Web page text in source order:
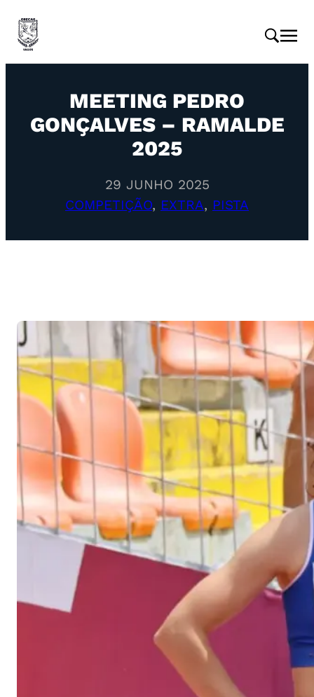
MEETING PEDRO
GONÇALVES – RAMALDE
2025
29 JUNHO 2025
COMPETIÇÃO, EXTRA, PISTA